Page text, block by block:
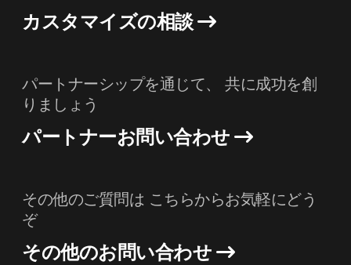
カスタマイズの相談
パートナーシップを通じて、 共に成功を創
りましょう
パートナーお問い合わせ
その他のご質問は こちらからお気軽にどう
ぞ
その他のお問い合わせ